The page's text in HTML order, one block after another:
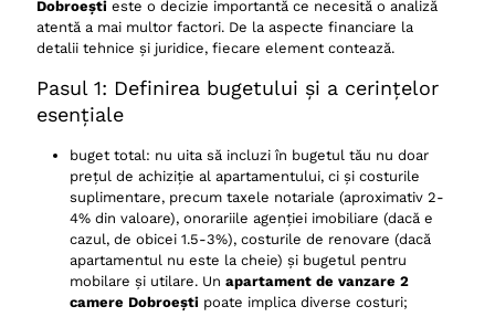
Dobroești este o decizie importantă ce necesită o analiză
atentă a mai multor factori. De la aspecte financiare la
detalii tehnice și juridice, fiecare element contează.
Pasul 1: Definirea bugetului și a cerințelor
esențiale
buget total: nu uita să incluzi în bugetul tău nu doar
prețul de achiziție al apartamentului, ci și costurile
suplimentare, precum taxele notariale (aproximativ 2-
4% din valoare), onorariile agenției imobiliare (dacă e
cazul, de obicei 1.5-3%), costurile de renovare (dacă
apartamentul nu este la cheie) și bugetul pentru
mobilare și utilare. Un apartament de vanzare 2
camere Dobroești poate implica diverse costuri;